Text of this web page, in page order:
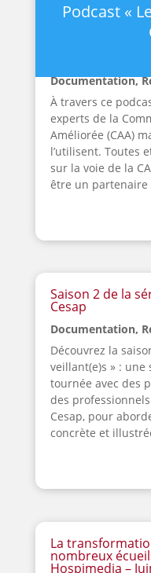
Podcast «
Documentation,
À travers ce
experts de la
Améliorée (CAA)
l’utilisent. Toutes
sur la voie de la
être un partenaire
Saison 2 de la
Cesap
Documentation,
Découvrez la
veillant(e)s » :
tournée avec des
des
Cesap, pour
concrète et
La
nombreux
Hospimedia –